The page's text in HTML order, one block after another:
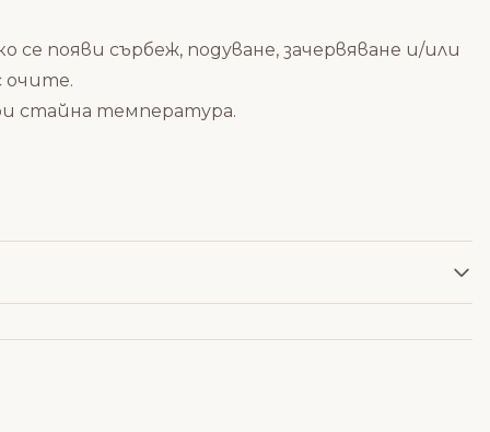
появи сърбеж, подуване, зачервяване и/или
очите.
стайна температура.